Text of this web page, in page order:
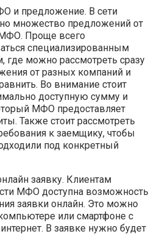
и предложение. В сети
множество предложений от
Проще всего
специализированным
где можно рассмотреть сразу
от разных компаний и
Во внимание стоит
доступную сумму и
МФО предоставляет
Также стоит рассмотреть
к заемщику, чтобы
под конкретный
заявку. Клиентам
МФО доступна возможность
заявки онлайн. Это можно
или смартфоне с
В заявке нужно будет